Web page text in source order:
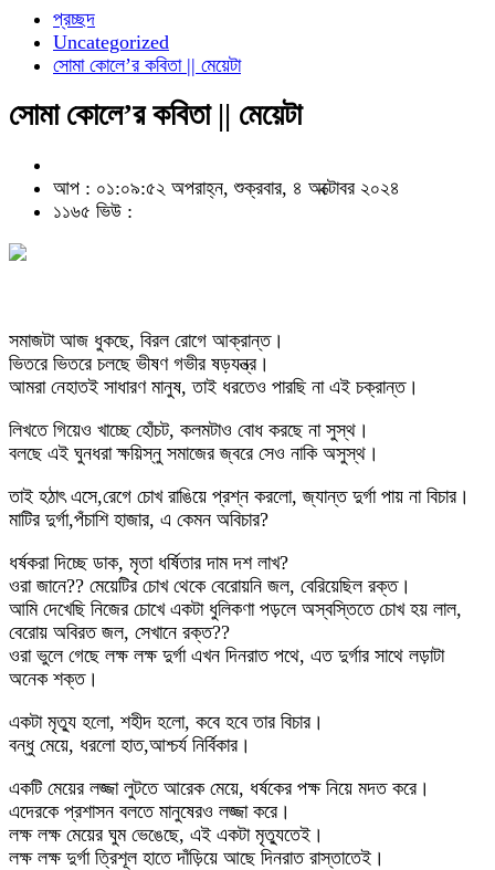
প্রচ্ছদ
Uncategorized
সোমা কোলে’র কবিতা || মেয়েটা
সোমা কোলে’র কবিতা || মেয়েটা
আপ : ০১:০৯:৫২ অপরাহ্ন, শুক্রবার, ৪ অক্টোবর ২০২৪
১১৬৫ ভিউ :
সমাজটা আজ ধুকছে, বিরল রোগে আক্রান্ত।
ভিতরে ভিতরে চলছে ভীষণ গভীর ষড়যন্ত্র।
আমরা নেহাতই সাধারণ মানুষ, তাই ধরতেও পারছি না এই চক্রান্ত।
লিখতে গিয়েও খাচ্ছে হোঁচট, কলমটাও বোধ করছে না সুস্থ।
বলছে এই ঘুনধরা ক্ষয়িস্নু সমাজের জ্বরে সেও নাকি অসুস্থ।
তাই হঠাৎ এসে,রেগে চোখ রাঙিয়ে প্রশ্ন করলো, জ্যান্ত দুর্গা পায় না বিচার।
মাটির দুর্গা,পঁচাশি হাজার, এ কেমন অবিচার?
ধর্ষকরা দিচ্ছে ডাক, মৃতা ধর্ষিতার দাম দশ লাখ?
ওরা জানে?? মেয়েটির চোখ থেকে বেরোয়নি জল, বেরিয়েছিল রক্ত।
আমি দেখেছি নিজের চোখে একটা ধুলিকণা পড়লে অস্বস্তিতে চোখ হয় লাল,
বেরোয় অবিরত জল, সেখানে রক্ত??
ওরা ভুলে গেছে লক্ষ লক্ষ দুর্গা এখন দিনরাত পথে, এত দুর্গার সাথে লড়াটা
অনেক শক্ত।
একটা মৃত্যু হলো, শহীদ হলো, কবে হবে তার বিচার।
বন্ধু মেয়ে, ধরলো হাত,আশ্চর্য নির্বিকার।
একটি মেয়ের লজ্জা লুটতে আরেক মেয়ে, ধর্ষকের পক্ষ নিয়ে মদত করে।
এদেরকে প্রশাসন বলতে মানুষেরও লজ্জা করে।
লক্ষ লক্ষ মেয়ের ঘুম ভেঙেছে, এই একটা মৃত্যুতেই।
লক্ষ লক্ষ দুর্গা ত্রিশূল হাতে দাঁড়িয়ে আছে দিনরাত রাস্তাতেই।